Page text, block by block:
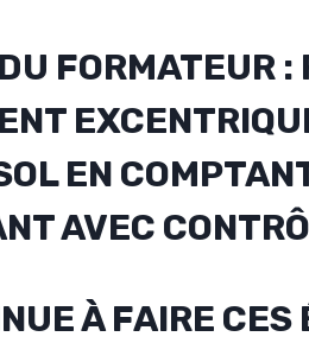
FORMATEUR :
EN
AVEC
À FAIRE CES